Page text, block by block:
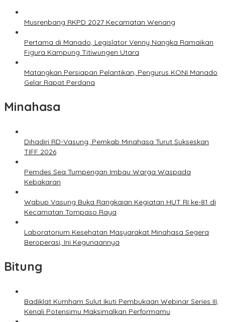
Musrenbang RKPD 2027 Kecamatan Wenang
Pertama di Manado, Legislator Venny Nangka Ramaikan
Figura Kampung Titiwungen Utara
Matangkan Persiapan Pelantikan, Pengurus KONI Manado
Gelar Rapat Perdana
Minahasa
Dihadiri RD-Vasung, Pemkab Minahasa Turut Sukseskan
TIFF 2026
Pemdes Sea Tumpengan Imbau Warga Waspada
Kebakaran
Wabup Vasung Buka Rangkaian Kegiatan HUT RI ke-81 di
Kecamatan Tompaso Raya
Laboratorium Kesehatan Masyarakat Minahasa Segera
Beroperasi, Ini Kegunaannya
Bitung
Badiklat Kumham Sulut Ikuti Pembukaan Webinar Series III,
Kenali Potensimu Maksimalkan Performamu